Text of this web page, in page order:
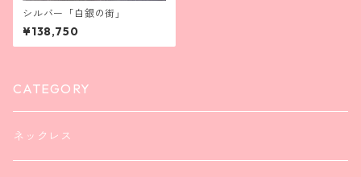
シルバー「白銀の街」
¥138,750
CATEGORY
ネックレス